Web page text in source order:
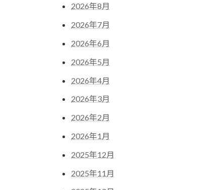
2026年8月
2026年7月
2026年6月
2026年5月
2026年4月
2026年3月
2026年2月
2026年1月
2025年12月
2025年11月